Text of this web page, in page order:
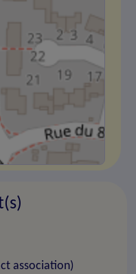
association)